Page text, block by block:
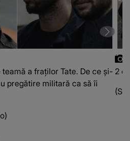
a fraților Tate. De ce și-
pregătire militară ca să îi
2